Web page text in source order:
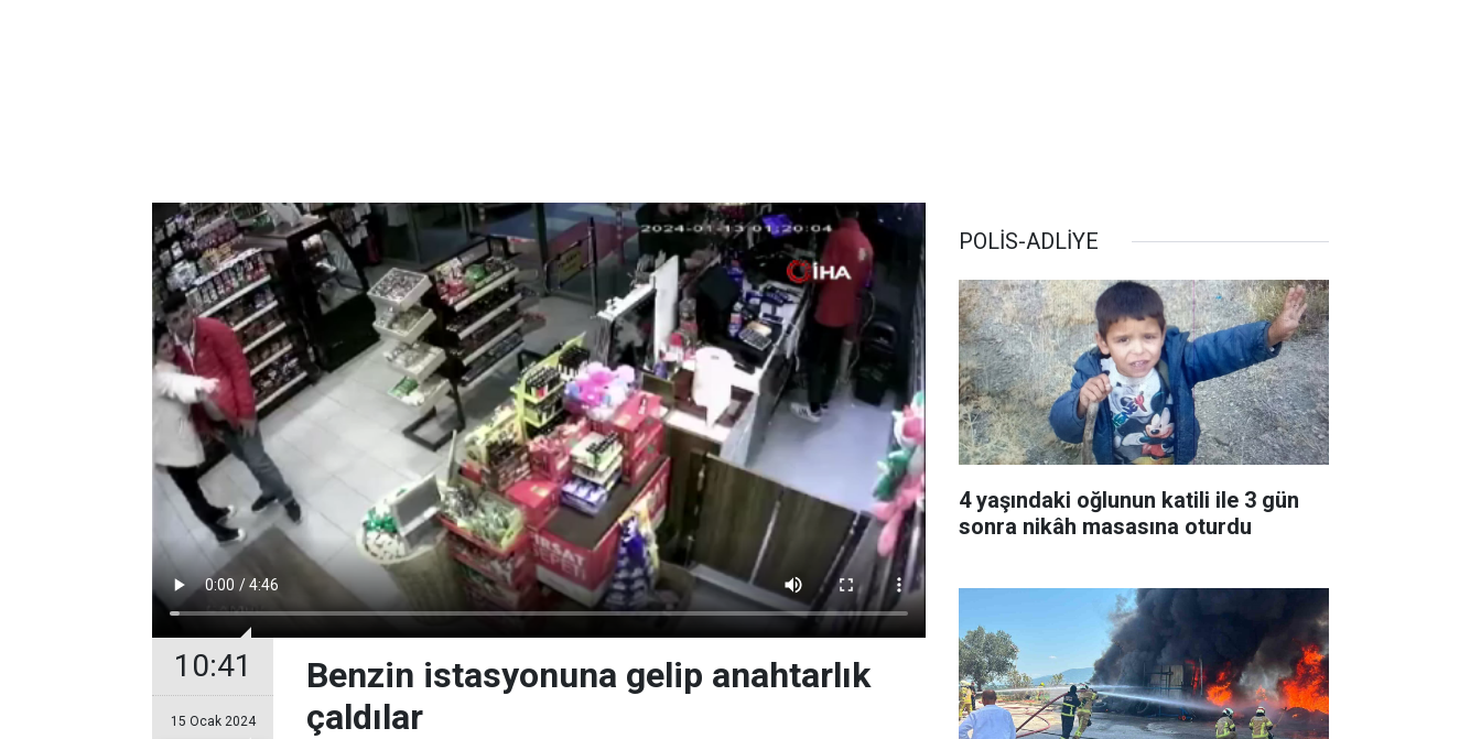
10:41
15 Ocak 2024
Benzin istasyonuna gelip anahtarlık
çaldılar
POLİS-ADLİYE
4 yaşındaki oğlunun katili ile 3 gün
sonra nikâh masasına oturdu